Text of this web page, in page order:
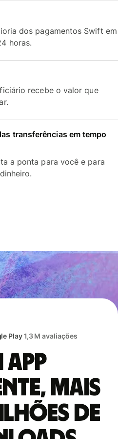
dos pagamentos Swift em
horas.
recebe o valor que
transferências em tempo
a ponta para você e para
Play1,3 M avaliações
app
mais
de